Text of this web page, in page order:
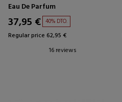
Eau De Parfum
37,95 € 40% DTO.
Regular price 62,95 €
16 reviews